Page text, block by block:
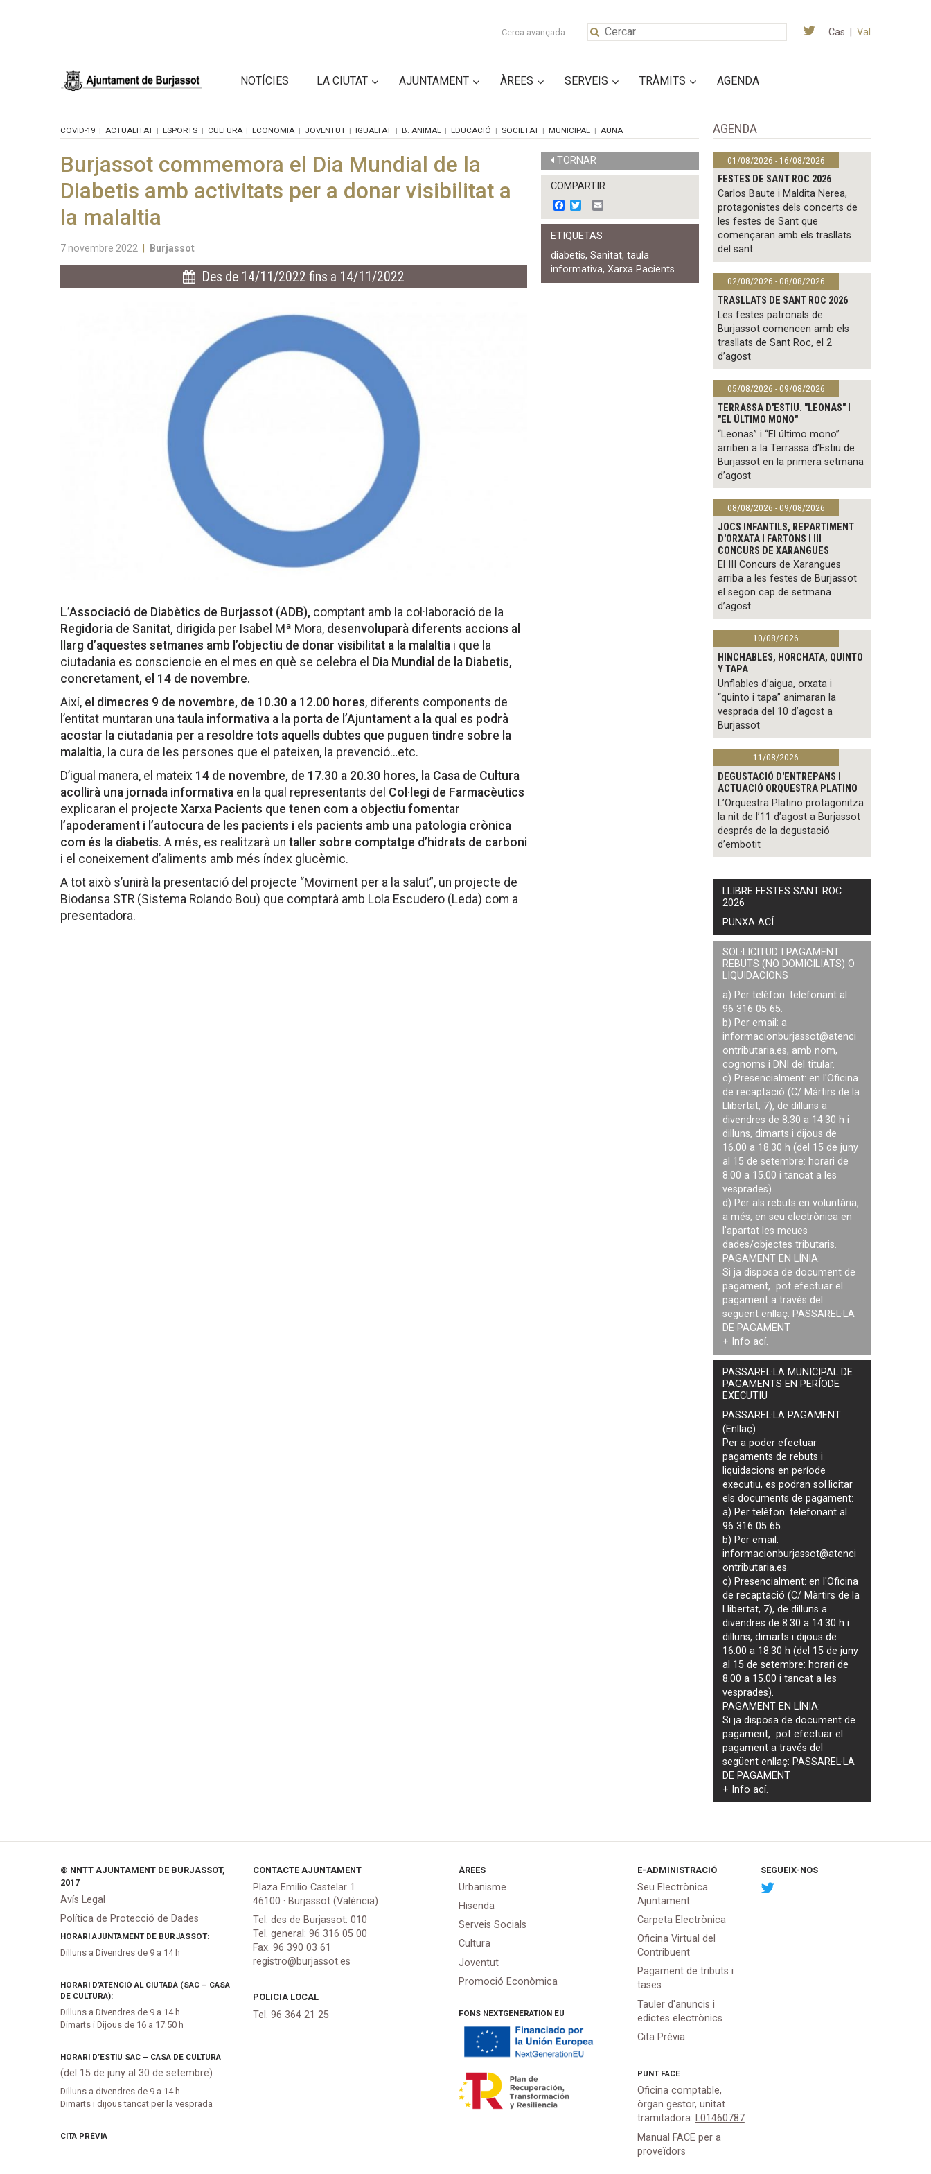
Cerca avançada Cas Val
NOTÍCIES LA CIUTAT AJUNTAMENT ÀREES SERVEIS TRÀMITS AGENDA
COVID-19 ACTUALITAT ESPORTS CULTURA ECONOMIA JOVENTUT IGUALTAT B. ANIMAL EDUCACIÓ SOCIETAT MUNICIPAL AUNA
Burjassot commemora el Dia Mundial de la
Diabetis amb activitats per a donar visibilitat a
la malaltia
7 novembre 2022 Burjassot
Des de 14/11/2022 fins a 14/11/2022
L’Associació de Diabètics de Burjassot (ADB), comptant amb la col·laboració de la
Regidoria de Sanitat, dirigida per Isabel Mª Mora, desenvoluparà diferents accions al
llarg d’aquestes setmanes amb l’objectiu de donar visibilitat a la malaltia i que la
ciutadania es consciencie en el mes en què se celebra el Dia Mundial de la Diabetis,
concretament, el 14 de novembre.
Així, el dimecres 9 de novembre, de 10.30 a 12.00 hores, diferents components de
l’entitat muntaran una taula informativa a la porta de l’Ajuntament a la qual es podrà
acostar la ciutadania per a resoldre tots aquells dubtes que puguen tindre sobre la
malaltia, la cura de les persones que el pateixen, la prevenció…etc.
D’igual manera, el mateix 14 de novembre, de 17.30 a 20.30 hores, la Casa de Cultura
acollirà una jornada informativa en la qual representants del Col·legi de Farmacèutics
explicaran el projecte Xarxa Pacients que tenen com a objectiu fomentar
l’apoderament i l’autocura de les pacients i els pacients amb una patologia crònica
com és la diabetis. A més, es realitzarà un taller sobre comptatge d’hidrats de carboni
i el coneixement d’aliments amb més índex glucèmic.
A tot això s’unirà la presentació del projecte “Moviment per a la salut”, un projecte de
Biodansa STR (Sistema Rolando Bou) que comptarà amb Lola Escudero (Leda) com a
presentadora.
TORNAR
COMPARTIR
F
a
c
e
b
o
o
k
w
i
t
e
r
m
a
ETIQUETAS
diabetis,Sanitat,taula
informativa,Xarxa Pacients
AGENDA
01/08/2026 - 16/08/2026
FESTES DE SANT ROC 2026
Carlos Baute i Maldita Nerea,
protagonistes dels concerts de
les festes de Sant que
començaran amb els trasllats
del sant
02/08/2026 - 08/08/2026
TRASLLATS DE SANT ROC 2026
Les festes patronals de
Burjassot comencen amb els
trasllats de Sant Roc, el 2
d’agost
05/08/2026 - 09/08/2026
TERRASSA D'ESTIU. "LEONAS" I
"EL ÚLTIMO MONO"
“Leonas” i “El último mono”
arriben a la Terrassa d’Estiu de
Burjassot en la primera setmana
d’agost
08/08/2026 - 09/08/2026
JOCS INFANTILS, REPARTIMENT
D'ORXATA I FARTONS I III
CONCURS DE XARANGUES
El III Concurs de Xarangues
arriba a les festes de Burjassot
el segon cap de setmana
d’agost
10/08/2026
HINCHABLES, HORCHATA, QUINTO
Y TAPA
Unflables d’aigua, orxata i
“quinto i tapa” animaran la
vesprada del 10 d’agost a
Burjassot
11/08/2026
DEGUSTACIÓ D'ENTREPANS I
ACTUACIÓ ORQUESTRA PLATINO
L’Orquestra Platino protagonitza
la nit de l’11 d’agost a Burjassot
després de la degustació
d’embotit
LLIBRE FESTES SANT ROC
2026
PUNXA ACÍ
SOL·LICITUD I PAGAMENT
REBUTS (NO DOMICILIATS) O
LIQUIDACIONS
a) Per telèfon: telefonant al
96 316 05 65.
b) Per email: a
informacionburjassot@atenci
ontributaria.es, amb nom,
cognoms i DNI del titular.
c) Presencialment: en l'Oficina
de recaptació (C/ Màrtirs de la
Llibertat, 7), de dilluns a
divendres de 8.30 a 14.30 h i
dilluns, dimarts i dijous de
16.00 a 18.30 h (del 15 de juny
al 15 de setembre: horari de
8.00 a 15.00 i tancat a les
vesprades).
d) Per als rebuts en voluntària,
a més, en seu electrònica en
l'apartat les meues
dades/objectes tributaris.
PAGAMENT EN LÍNIA:
Si ja disposa de document de
pagament, pot efectuar el
pagament a través del
següent enllaç: PASSAREL·LA
DE PAGAMENT
+ Info ací.
PASSAREL·LA MUNICIPAL DE
PAGAMENTS EN PERÍODE
EXECUTIU
PASSAREL·LA PAGAMENT
(Enllaç)
Per a poder efectuar
pagaments derebuts i
liquidacions en període
executiu, es podransol·licitar
els documents de pagament:
a) Per telèfon: telefonant al
96 316 05 65.
b) Per email:
informacionburjassot@atenci
ontributaria.es.
c) Presencialment: en l'Oficina
de recaptació (C/ Màrtirs de la
Llibertat, 7), de dilluns a
divendres de 8.30 a 14.30 h i
dilluns, dimarts i dijous de
16.00 a 18.30 h (del 15 de juny
al 15 de setembre: horari de
8.00 a 15.00 i tancat a les
vesprades).
PAGAMENT EN LÍNIA:
Si ja disposa de document de
pagament, pot efectuar el
pagament a través del
següent enllaç: PASSAREL·LA
DE PAGAMENT
+ Infoací.
© NNTT AJUNTAMENT DE BURJASSOT,
2017
Avís Legal
Política de Protecció de Dades
HORARI AJUNTAMENT DE BURJASSOT:
Dilluns a Divendres de 9 a 14 h
HORARI D’ATENCIÓ AL CIUTADÀ (SAC – CASA
DE CULTURA):
Dilluns a Divendres de 9 a 14 h
Dimarts i Dijous de 16 a 17:50 h
HORARI D’ESTIU SAC – CASA DE CULTURA
(del 15 de juny al 30 de setembre)
Dilluns a divendres de 9 a 14 h
Dimarts i dijous tancat per la vesprada
CITA PRÈVIA
CONTACTE AJUNTAMENT
Plaza Emilio Castelar 1
46100 · Burjassot (València)
Tel. des de Burjassot: 010
Tel. general: 96 316 05 00
Fax. 96 390 03 61
registro@burjassot.es
POLICIA LOCAL
Tel. 96 364 21 25
ÀREES
Urbanisme
Hisenda
Serveis Socials
Cultura
Joventut
Promoció Econòmica
FONS NEXTGENERATION EU
E-ADMINISTRACIÓ
Seu Electrònica
Ajuntament
Carpeta Electrònica
Oficina Virtual del
Contribuent
Pagament de tributs i
tases
Tauler d'anuncis i
edictes electrònics
Cita Prèvia
PUNT FACE
Oficina comptable,
òrgan gestor, unitat
tramitadora: L01460787
Manual FACE per a
proveïdors
SEGUEIX-NOS